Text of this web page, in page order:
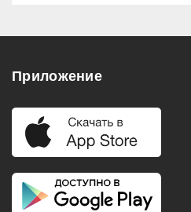
Приложение